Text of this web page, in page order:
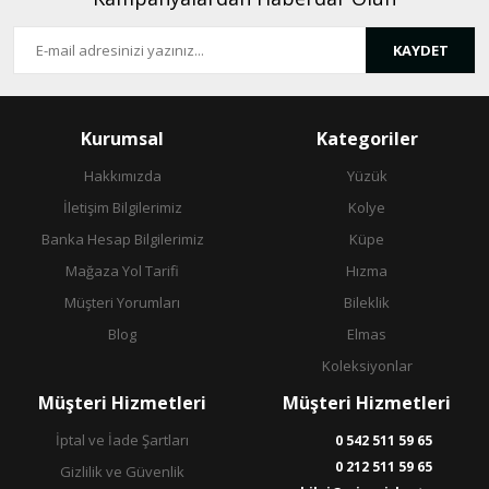
KAYDET
Kurumsal
Hakkımızda
İletişim Bilgilerimiz
Banka Hesap Bilgilerimiz
Mağaza Yol Tarifi
Müşteri Yorumları
Blog
Kategoriler
Yüzük
Kolye
Küpe
Hızma
Bileklik
Elmas
Koleksiyonlar
Müşteri Hizmetleri
İptal ve İade Şartları
Gizlilik ve Güvenlik
Müşteri Hizmetleri
0 542 511 59 65
0 212 511 59 65